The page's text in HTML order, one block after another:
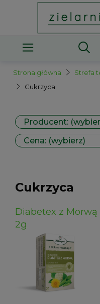
Strona główna Strefa
Cukrzyca
Producent:
Cena: (wybierz)
Cukrzyca
Diabetex z
2g